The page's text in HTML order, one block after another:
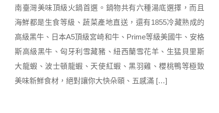
南臺灣美味頂級火鍋首選。鍋物共有六種湯底選擇，而且
海鮮都是生食等級、蔬菜產地直送，還有1855冷藏熟成的
高級黑牛、日本A5頂級宮崎和牛、Prime等級美國牛、安格
斯高級黑牛、匈牙利雪藏豬、紐西蘭雪花羊、生猛貝里斯
大龍蝦、波士頓龍蝦、天使紅蝦、黑羽雞、櫻桃鴨等極致
美味新鮮食材，絕對讓你大快朵頤、五感滿 […]